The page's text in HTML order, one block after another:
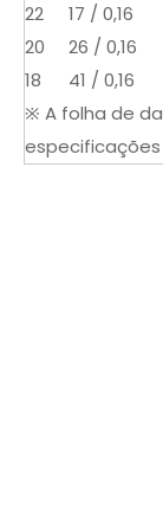
22
17 / 0,16
20
26 / 0,16
18
41 / 0,16
※ A folha de
especificações